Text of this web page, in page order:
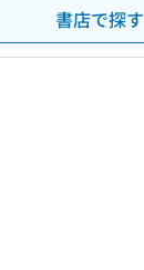
書店で探す